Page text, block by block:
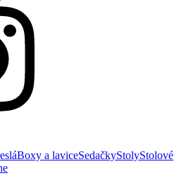
Boxy a laviceSedačkyStolyStolové